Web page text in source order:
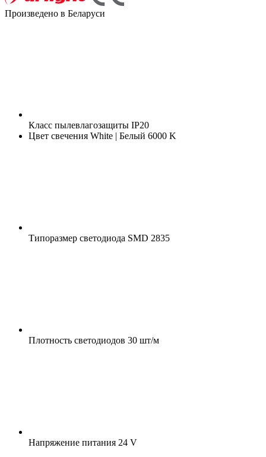
Произведено в Беларуси
Класс пылевлагозащиты IP20
Цвет свечения White | Белый 6000 K
Типоразмер светодиода SMD 2835
Плотность светодиодов 30 шт/м
Напряжение питания 24 V